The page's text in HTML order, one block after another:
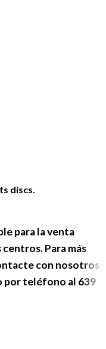
discs.
para la venta
Para más
con nosotros
por teléfono al 639